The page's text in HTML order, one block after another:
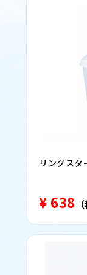
リングス
¥ 638